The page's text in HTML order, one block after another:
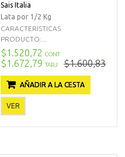
Sais Italia
Lata por 1/2 Kg
CARACTERISTICAS
PRODUCTO:...
$1.520,72 CONT
$1.672,79 TARJ $1.600,83
AÑADIR A LA CESTA
VER